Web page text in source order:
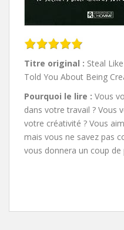
Titre original : Steal
Told You About Being
Pourquoi le lire : Vous
dans votre travail ? Vous
votre créativité ? Vous
mais vous ne savez pas
vous donnera un coup